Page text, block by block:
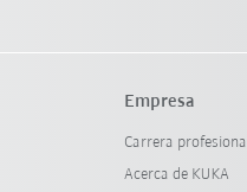
Empresa
Carrera profesional
Acerca de KUKA